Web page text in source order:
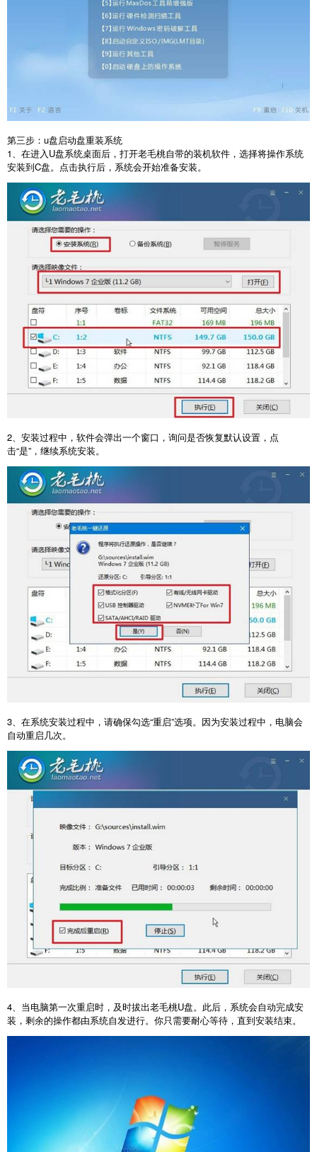
第三步： u盘启动盘重装系统
1、在进入U盘系统桌面后，打开老毛桃自带的装机软件，选择将操作系统
安装到C盘。点击执行后，系统会开始准备安装。
2、安装过程中，软件会弹出一个窗口，询问是否恢复默认设置，点
击“是”，继续系统安装。
3、在系统安装过程中，请确保勾选“重启”选项。因为安装过程中，电脑会
自动重启几次。
4、当电脑第一次重启时，及时拔出老毛桃U盘。此后，系统会自动完成安
装，剩余的操作都由系统自发进行。你只需要耐心等待，直到安装结束。